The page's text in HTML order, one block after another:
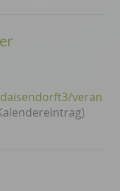
veran